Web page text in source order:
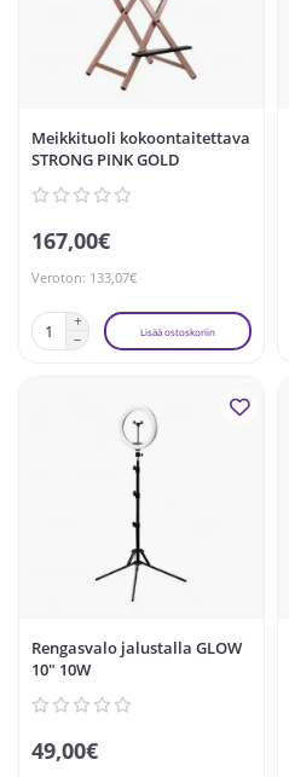
Meikkituoli kokoontaitettava
STRONG PINK GOLD
167,00€
Veroton: 133,07€
Lisää ostoskoriin
Rengasvalo jalustalla GLOW
10" 10W
49,00€